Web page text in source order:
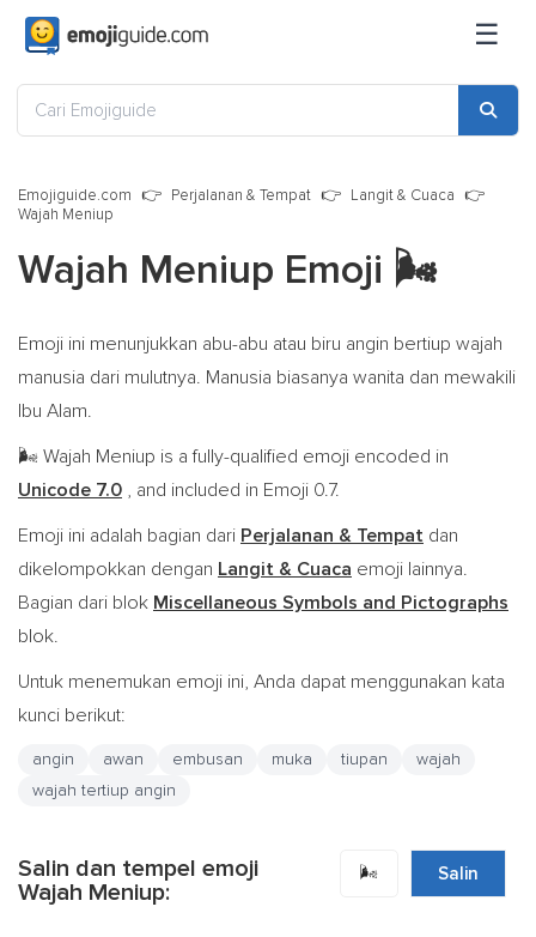
☰
Emojiguide.com Perjalanan & Tempat
Langit & Cuaca
Wajah Meniup
Wajah Meniup Emoji 🌬️
Emoji ini menunjukkan abu-abu atau biru angin bertiup wajah
manusia dari mulutnya. Manusia biasanya wanita dan mewakili
Ibu Alam.
🌬️ Wajah Meniup is a fully-qualified emoji encoded in
Unicode 7.0 , and included in Emoji 0.7.
Emoji ini adalah bagian dari Perjalanan & Tempat dan
dikelompokkan dengan Langit & Cuaca emoji lainnya.
Bagian dari blok Miscellaneous Symbols and Pictographs
blok.
Untuk menemukan emoji ini, Anda dapat menggunakan kata
kunci berikut:
angin awan embusan muka tiupan
wajah
wajah tertiup angin
Salin dan tempel emoji
Wajah Meniup:
🌬️ Salin